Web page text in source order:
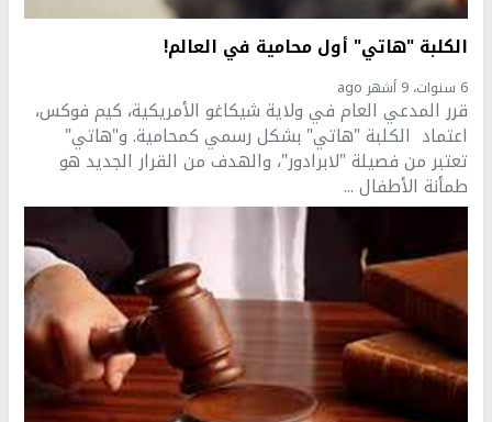
الكلبة "هاتي" أول محامية في العالم!
6 سنوات، 9 أشهر ago
قرر المدعي العام في ولاية شيكاغو الأمريكية، كيم فوكس،
اعتماد الكلبة "هاتي" بشكل رسمي كمحامية. و"هاتي"
تعتبر من فصيلة "لابرادور"، والهدف من القرار الجديد هو
طمأنة الأطفال ...